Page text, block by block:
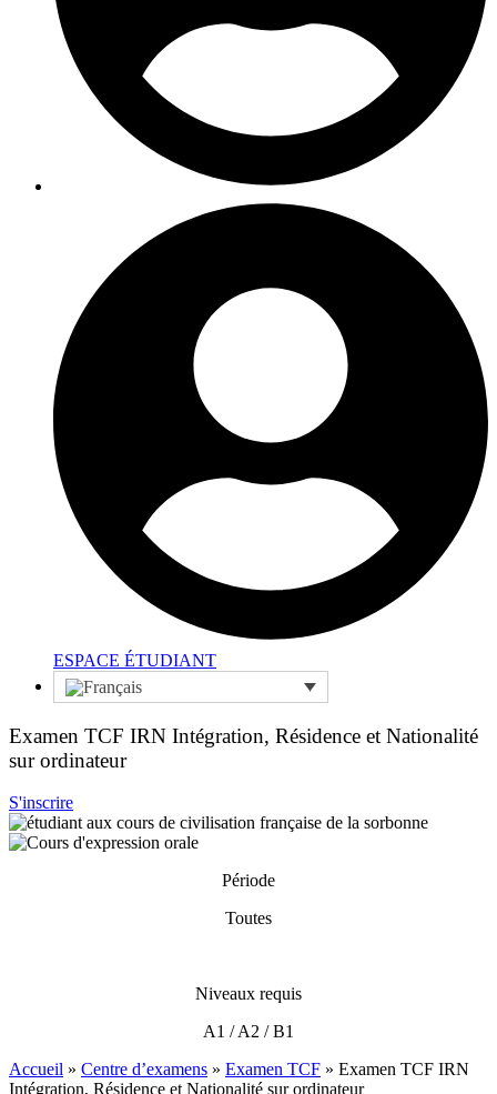
ESPACE ÉTUDIANT
Examen TCF IRN Intégration, Résidence et Nationalité
sur ordinateur
S'inscrire
Période
Toutes
Niveaux requis
A1 / A2 / B1
Accueil » Centre d’examens » Examen TCF » Examen TCF IRN
Intégration, Résidence et Nationalité sur ordinateur